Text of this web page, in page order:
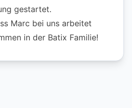
gestartet.
Marc bei uns arbeitet
in der Batix Familie!